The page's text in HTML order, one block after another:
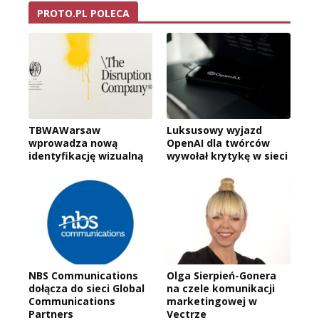
PROTO.PL POLECA
TBWAWarsaw
wprowadza nową
identyfikację wizualną
Luksusowy wyjazd
OpenAI dla twórców
wywołał krytykę w sieci
NBS Communications
dołącza do sieci Global
Communications
Partners
Olga Sierpień-Gonera
na czele komunikacji
marketingowej w
Vectrze